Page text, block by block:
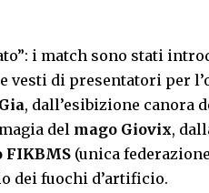
i match sono stati
vesti di presentatori per
, dall’esibizione canora
del mago Giovix,
FIKBMS (unica
dei fuochi d’artificio.